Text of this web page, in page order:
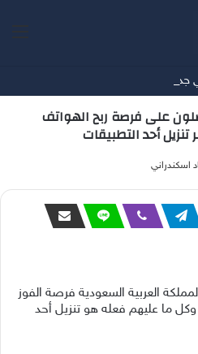
على فرصة ربح الهواتف
أحد التطبيقات
اسكندراني
العربية السعودية فرصة الفوز
ما عليهم فعله هو تنزيل أحد